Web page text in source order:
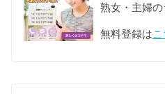
熟女・主婦
無料登録は